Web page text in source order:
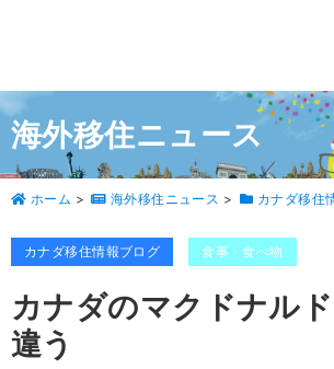
海外移住ニュース
ホーム > 海外移住ニュース > カナダ移住
カナダ移住情報ブログ 食事・食べ物
カナダのマクドナル
違う